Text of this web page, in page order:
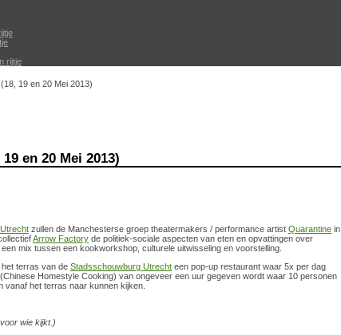
rijtje
19 en 20 Mei 2013)
en 20 Mei 2013)
zullen de Manchesterse groep theatermakers / performance artist Quarantine in
Arrow Factory de politiek-sociale aspecten van eten en opvattingen over
mix tussen een kookworkshop, culturele uitwisseling en voorstelling.
terras van de Stadsschouwburg Utrecht een pop-up restaurant waar 5x per dag
Homestyle Cooking) van ongeveer een uur gegeven wordt waar 10 personen
vanaf het terras naar kunnen kijken.
wie kijkt.)